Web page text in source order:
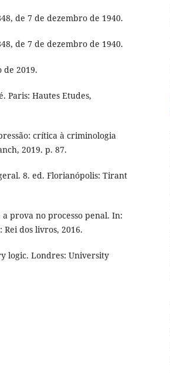
de 7 de dezembro de 1940.
de 7 de dezembro de 1940.
de 2019.
Paris: Hautes Etudes,
crítica à criminologia
2019. p. 87.
8. ed. Florianópolis: Tirant
a prova no processo penal. In:
dos livros, 2016.
logic. Londres: University